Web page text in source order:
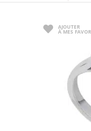
AJOUTER
À MES